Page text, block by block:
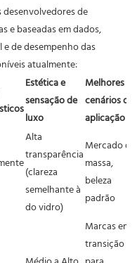
desenvolvedores de
e baseadas em dados,
de desempenho das
atualmente:
Estética e
sensação de
luxo
Melhores
cenários de
aplicação
Alta
transparência
(clareza
semelhante à
do vidro)
Mercado de
massa,
beleza
padrão
Marcas em
transição